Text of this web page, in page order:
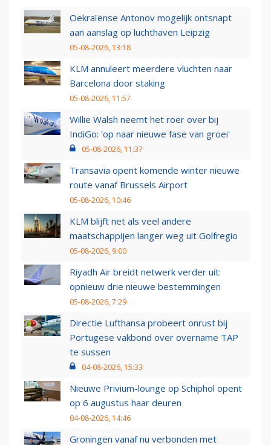
Oekraïense Antonov mogelijk ontsnapt
aan aanslag op luchthaven Leipzig
05-08-2026, 13:18
KLM annuleert meerdere vluchten naar
Barcelona door staking
05-08-2026, 11:57
Willie Walsh neemt het roer over bij
IndiGo: 'op naar nieuwe fase van groei'
05-08-2026, 11:37
Transavia opent komende winter nieuwe
route vanaf Brussels Airport
05-08-2026, 10:46
KLM blijft net als veel andere
maatschappijen langer weg uit Golfregio
05-08-2026, 9:00
Riyadh Air breidt netwerk verder uit:
opnieuw drie nieuwe bestemmingen
05-08-2026, 7:29
Directie Lufthansa probeert onrust bij
Portugese vakbond over overname TAP
te sussen
04-08-2026, 15:33
Nieuwe Privium-lounge op Schiphol opent
op 6 augustus haar deuren
04-08-2026, 14:46
Groningen vanaf nu verbonden met